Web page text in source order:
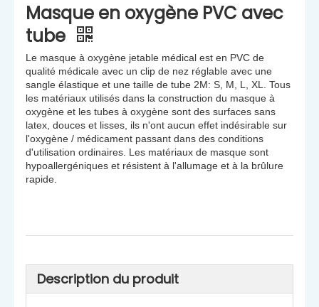
Masque en oxygène PVC avec
tube
Le masque à oxygène jetable médical est en PVC de
qualité médicale avec un clip de nez réglable avec une
sangle élastique et une taille de tube 2M: S, M, L, XL. Tous
les matériaux utilisés dans la construction du masque à
oxygène et les tubes à oxygène sont des surfaces sans
latex, douces et lisses, ils n'ont aucun effet indésirable sur
l'oxygène / médicament passant dans des conditions
d'utilisation ordinaires. Les matériaux de masque sont
hypoallergéniques et résistent à l'allumage et à la brûlure
rapide.
Description du produit